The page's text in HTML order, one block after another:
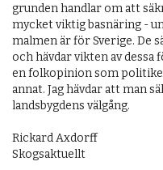
grunden handlar om att
mycket viktig basnäring -
malmen är för Sverige. De
och hävdar vikten av
en folkopinion som
annat. Jag hävdar att man
landsbygdens välgång.
Rickard Axdorff
Skogsaktuellt